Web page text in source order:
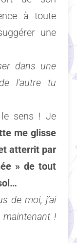
à toute
une
dans une
l’autre tu
sens ! Je
me glisse
atterrit par
» de tout
de moi, j’ai
!